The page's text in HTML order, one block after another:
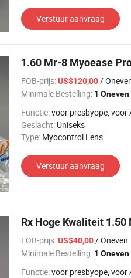
Verstuur aanvraag
1.60 Mr-8 Myoease
FOB-prijs:US$120,00/
Minimale Bestelling: 1 Oneven
Functie:voor presbyope, voor Astigmia,
Geslacht: Uniseks
Type: Myocontrol Lens
Verstuur aanvraag
Rx Hoge Kwaliteit
FOB-prijs:US$40,00/ Oneven
Minimale Bestelling: 1 Oneven
Functie:voor presbyope, voor Astigmia,